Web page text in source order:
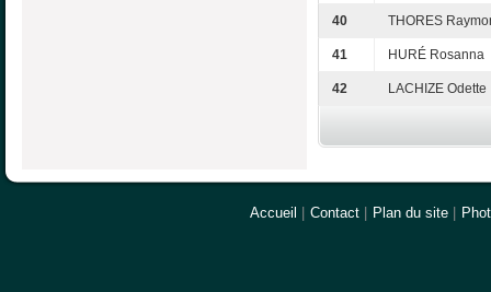
40 THORES
41 HURÉ Rosanna
42 LACHIZE Odette
Accueil Contact Plan du site